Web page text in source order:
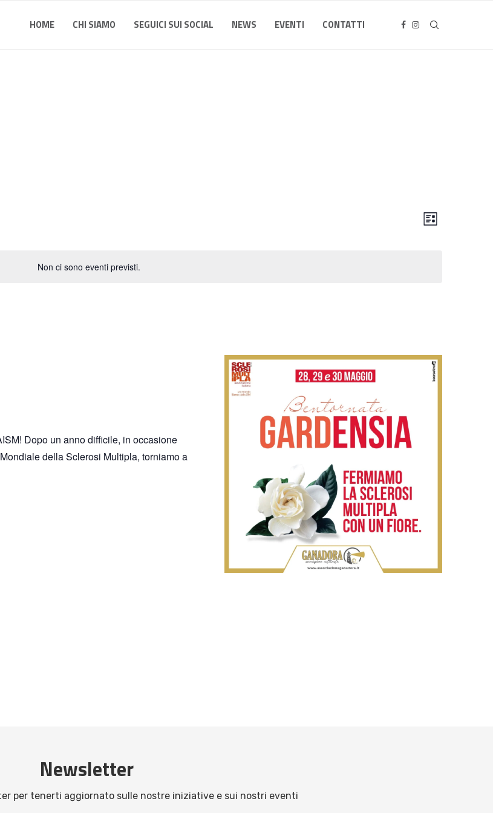
HOME CHI SIAMO SEGUICI SUI SOCIAL NEWS EVENTI CONTATTI
Non ci sono eventi previsti.
Viste
Navigazione
Evento
Viste
LISTA
Dopo un anno difficile, in occasione
della Sclerosi Multipla, torniamo a
Newsletter
per tenerti aggiornato sulle nostre iniziative e sui nostri eventi